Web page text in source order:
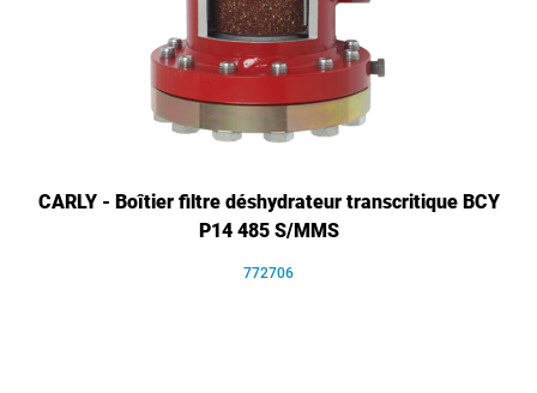
CARLY - Boîtier filtre déshydrateur transcritique BCY
P14 485 S/MMS
772706